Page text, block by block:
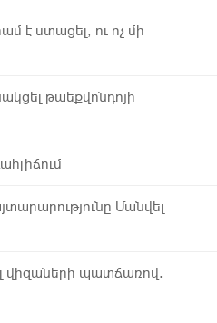
է ստացել, ու ոչ մի
թաեքվոնդոյի
Մանվել
վիզաների պատճառով.